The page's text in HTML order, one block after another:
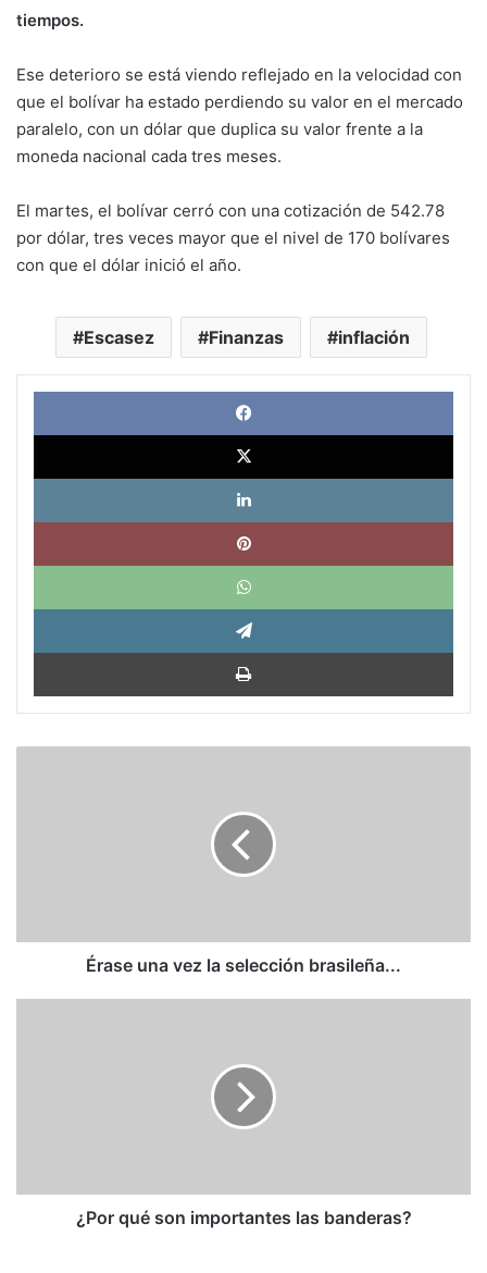
tiempos.
Ese deterioro se está viendo reflejado en la velocidad con
que el bolívar ha estado perdiendo su valor en el mercado
paralelo, con un dólar que duplica su valor frente a la
moneda nacional cada tres meses.
El martes, el bolívar cerró con una cotización de 542.78
por dólar, tres veces mayor que el nivel de 170 bolívares
con que el dólar inició el año.
Escasez Finanzas inflación
X
Érase una vez la selección brasileña...
¿Por qué son importantes las banderas?